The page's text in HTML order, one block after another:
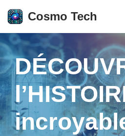
Aller
au
contenu
Cosmo Tech